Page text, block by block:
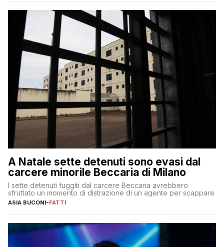
A Natale sette detenuti sono evasi dal
carcere minorile Beccaria di Milano
I sette detenuti fuggiti dal carcere Beccaria avrebbero
sfruttato un momento di distrazione di un agente per scappare
ASIA BUCONI-FATTI